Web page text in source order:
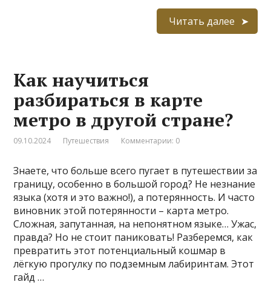
Читать далее
Как научиться
разбираться в карте
метро в другой стране?
09.10.2024 Путешествия Комментарии: 0
Знаете, что больше всего пугает в путешествии за
границу, особенно в большой город? Не незнание
языка (хотя и это важно!), а потерянность. И часто
виновник этой потерянности – карта метро.
Сложная, запутанная, на непонятном языке… Ужас,
правда? Но не стоит паниковать! Разберемся, как
превратить этот потенциальный кошмар в
лёгкую прогулку по подземным лабиринтам. Этот
гайд …